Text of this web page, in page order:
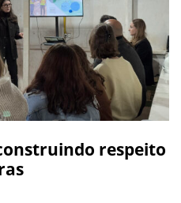
respeito